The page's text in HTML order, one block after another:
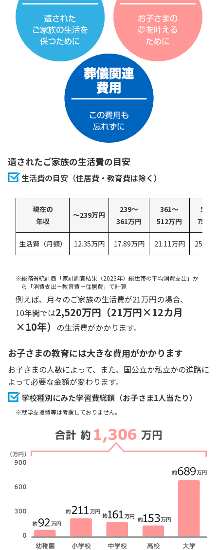
遺されたご家族の生活費の目安
生活費の目安（住居費・教育費は除く）
現在の
年収
～239万円
239～
361万円
361～
512万円
512
753万
生活費（月額） 12.35万円 17.89万円 21.11万円 25.02
※総務省統計局「家計調査結果（2023年）総世帯の平均消費支出」か
ら「消費支出－教育費－住居費」で計算
例えば、月々のご家族の生活費が21万円の場合、
10年間では2,520万円（21万円×12カ月
×10年） の生活費がかかります。
お子さまの教育には大きな費用がかかります
お子さまの人数によって、また、国公立か私立かの進路に
よって必要な金額が変わります。
学校種別にみた学習費総額（お子さま1人当たり）
※就学支援費等は考慮しておりません。